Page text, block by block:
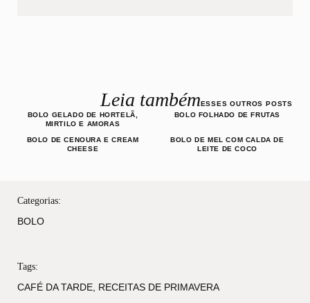
Leia tambémESSES OUTROS POSTS
BOLO GELADO DE HORTELÃ,
MIRTILO E AMORAS
BOLO FOLHADO DE FRUTAS
BOLO DE CENOURA E CREAM
CHEESE
BOLO DE MEL COM CALDA DE
LEITE DE COCO
Categorias:
BOLO
Tags:
CAFÉ DA TARDE RECEITAS DE PRIMAVERA